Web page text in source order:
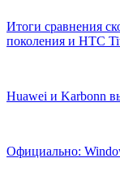
Итоги сравнения
поколения и HTC
Huawei и Karbonn
Официально: